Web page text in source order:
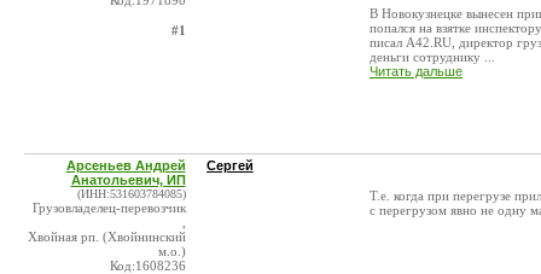
#1
В Новокузнецке вынесен
попался на взятке
писал A42.RU, директор
деньги сотруднику ...
Читать дальше
Арсеньев Андрей
Анатольевич, ИП
(ИНН:531603784085)
Грузовладелец-перевозчик
Хвойная рп. (Хвойнинский
м.о.)
Код:1608236
Сергей
Т.е. когда при перегрузе
с перегрузом явно не одну